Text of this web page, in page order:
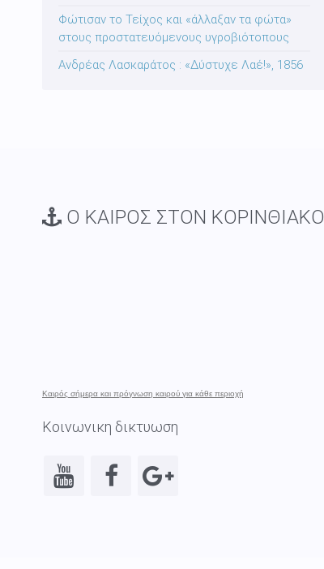
Φώτισαν το Τείχος και «άλλαξαν τα φώτα»
στους προστατευόμενους υγροβιότοπους
Ανδρέας Λασκαράτος : «Δύστυχε Λαέ!», 1856
Ο ΚΑΙΡΟΣ ΣΤΟΝ ΚΟΡΙΝΘΙΑΚΟ
Καιρός σήμερα και πρόγνωση καιρού για κάθε περιοχή
Κοινωνικη δικτυωση